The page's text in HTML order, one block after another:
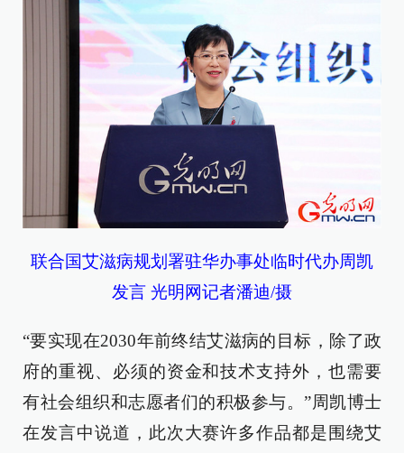
联合国艾滋病规划署驻华办事处临时代办周凯
发言 光明网记者潘迪/摄
“要实现在2030年前终结艾滋病的目标，除了政
府的重视、必须的资金和技术支持外，也需要
有社会组织和志愿者们的积极参与。”周凯博士
在发言中说道，此次大赛许多作品都是围绕艾